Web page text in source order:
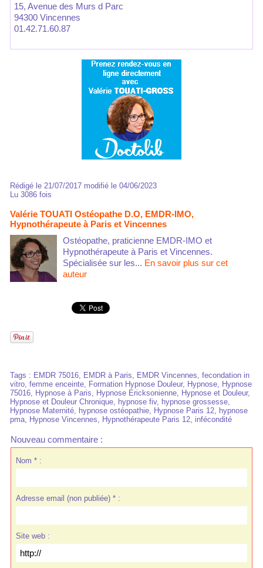
15, Avenue des Murs d Parc
94300 Vincennes
01.42.71.60.87
Rédigé le 21/07/2017 modifié le 04/06/2023
Lu 3086 fois
Valérie TOUATI Ostéopathe D.O, EMDR-IMO,
Hypnothérapeute à Paris et Vincennes
Ostéopathe, praticienne EMDR-IMO et
Hypnothérapeute à Paris et Vincennes.
Spécialisée sur les... En savoir plus sur cet
auteur
Tags : EMDR 75016, EMDR à Paris, EMDR Vincennes, fecondation in
vitro, femme enceinte, Formation Hypnose Douleur, Hypnose, Hypnose
75016, Hypnose à Paris, Hypnose Ericksonienne, Hypnose et Douleur,
Hypnose et Douleur Chronique, hypnose fiv, hypnose grossesse,
Hypnose Maternité, hypnose ostéopathie, Hypnose Paris 12, hypnose
pma, Hypnose Vincennes, Hypnothérapeute Paris 12, infécondité
Nouveau commentaire :
Nom * :
Adresse email (non publiée) * :
Site web :